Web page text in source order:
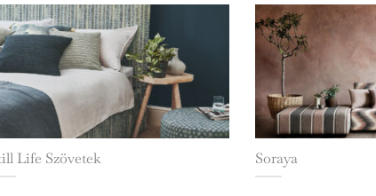
Life Szövetek Soraya